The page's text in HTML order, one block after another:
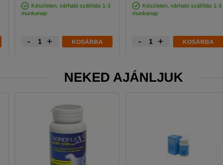
Készleten, várható szállítás 1-3
munkanap
- + KOSÁRBA
Készleten, várható szállítás 1-3
munkanap
- + KOSÁRBA
NEKED AJÁNLJUK